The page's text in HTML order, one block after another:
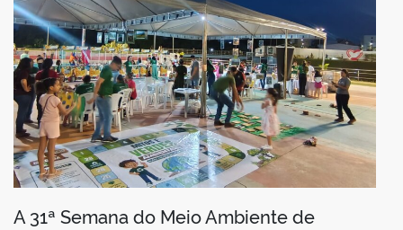
A 31ª Semana do Meio Ambiente de